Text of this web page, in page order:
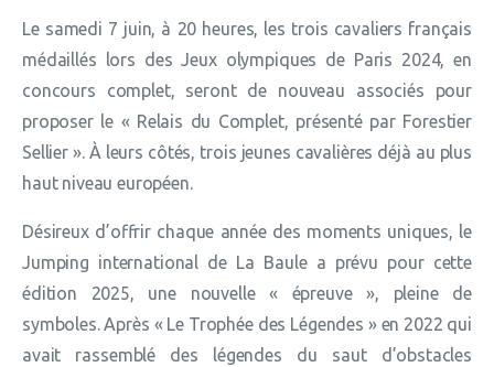
Le samedi 7 juin, à 20 heures, les trois cavaliers français
médaillés lors des Jeux olympiques de Paris 2024, en
concours complet, seront de nouveau associés pour
proposer le « Relais du Complet, présenté par Forestier
Sellier ». À leurs côtés, trois jeunes cavalières déjà au plus
haut niveau européen.
Désireux d’offrir chaque année des moments uniques, le
Jumping international de La Baule a prévu pour cette
édition 2025, une nouvelle « épreuve », pleine de
symboles. Après « Le Trophée des Légendes » en 2022 qui
avait rassemblé des légendes du saut d’obstacles